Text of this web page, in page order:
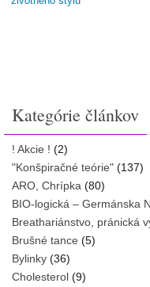
Kategórie článkov
! Akcie ! (2)
"Konšpiračné teórie" (137)
ARO, Chrípka (80)
BIO-logická – Germánska
Breathariánstvo, pránická
Brušné tance (5)
Bylinky (36)
Cholesterol (9)